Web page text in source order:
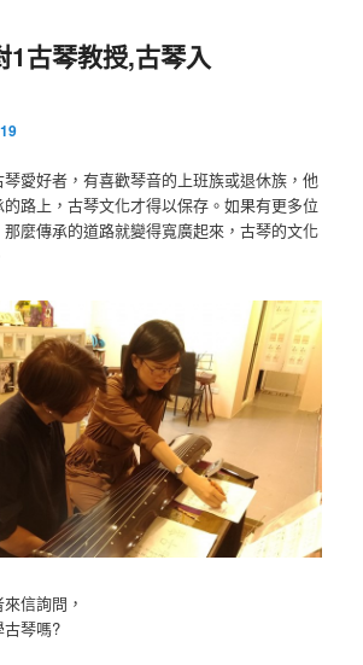
1古琴教授,古琴入
愛好者，有喜歡琴音的上班族或退休族，他
路上，古琴文化才得以保存。如果有更多位
麼傳承的道路就變得寬廣起來，古琴的文化
信詢問，
琴嗎?